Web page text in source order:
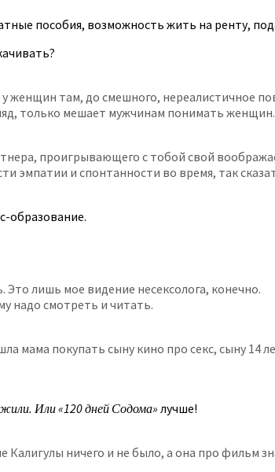
пособия, возможность жить на ренту,
женщин там, до смешного, нереалистичное
только мешает мужчинам понимать женщин.
проигрывающего с тобой свой
эмпатии и спонтанности во время, так
образование.
лишь мое видение несексолога, конечно.
надо смотреть и читать.
мама покупать сыну кино про секс, сыну 14
Или «120 дней Содома» лучше!
Калигулы ничего и не было, а она про фильм